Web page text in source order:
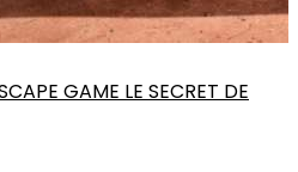
GAME LE SECRET DE